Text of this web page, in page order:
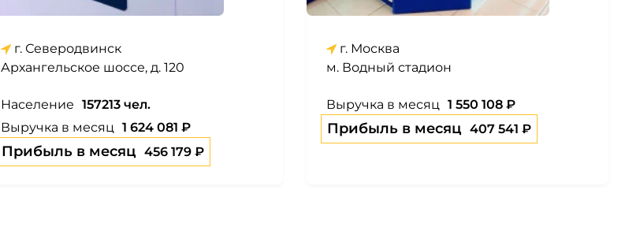
г. Северодвинск
Архангельское шоссе, д. 120
Население 157213 чел.
Выручка в месяц 1 624 081 ₽
Прибыль в месяц 456 179 ₽
г. Москва
м. Водный стадион
Выручка в месяц 1 550 108 ₽
Прибыль в месяц 407 541 ₽